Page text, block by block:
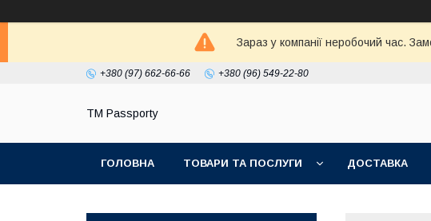
Зараз у компанії неробочий час.
+380 (97) 662-66-66 +380 (96) 549-22-80
TM Passporty
ГОЛОВНА ТОВАРИ ТА ПОСЛУГИ ДОСТАВКА